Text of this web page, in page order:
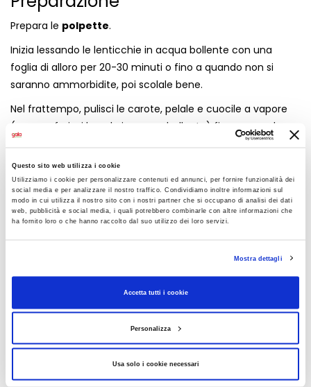
Questo sito web utilizza i cookie
Utilizziamo i cookie per personalizzare contenuti ed annunci, per fornire funzionalità dei
social media e per analizzare il nostro traffico. Condividiamo inoltre informazioni sul
modo in cui utilizza il nostro sito con i nostri partner che si occupano di analisi dei dati
web, pubblicità e social media, i quali potrebbero combinarle con altre informazioni che
ha fornito loro o che hanno raccolto dal suo utilizzo dei loro servizi.
Mostra dettagli
Accetta tutti i cookie
Personalizza
Usa solo i cookie necessari
Prepara le polpette.
Inizia lessando le lenticchie in acqua bollente con una
foglia di alloro per 20-30 minuti o fino a quando non si
saranno ammorbidite, poi scolale bene.
Nel frattempo, pulisci le carote, pelale e cuocile a vapore
(o se preferisci lessale in acqua bollente) fino a quando
Una volta raffreddate lenticchie e carote, lavorale in un
robot da cucina insieme all'olio, il sale, il pepe e il timo, fino
ad ottenere un composto cremoso ma non
perfettamente liscio.
farina di ceci e il pangrattato fino a ottenere una
consistenza soda e facilmente lavorabile con le mani (se
necessario aggiungi ulteriore pangrattato).
Friggi le polpette in olio caldo per un paio di minuti fino a
doratura e scolale su un piatto coperto con della carta